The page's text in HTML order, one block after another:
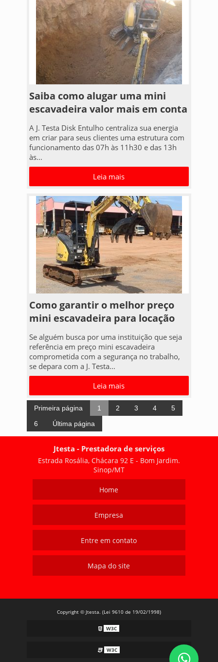
Saiba como alugar uma mini
escavadeira valor mais em conta
A J. Testa Disk Entulho centraliza sua energia
em criar para seus clientes uma estrutura com
funcionamento das 07h às 11h30 e das 13h
às...
Leia mais
Como garantir o melhor preço
mini escavadeira para locação
Se alguém busca por uma instituição que seja
referência em preço mini escavadeira
comprometida com a segurança no trabalho,
se depara com a J. Testa...
Leia mais
Primeira página 1 2 3 4
5
6
Última página
Jtesta - Prestadora de serviços
Estrada Rosália, Chácara 92 E - Bom Jardim.
Sinop/MT
Home
Empresa
Entre em contato
Mapa do site
Copyright © Jtesta. (Lei 9610 de 19/02/1998)
W3C
W3C